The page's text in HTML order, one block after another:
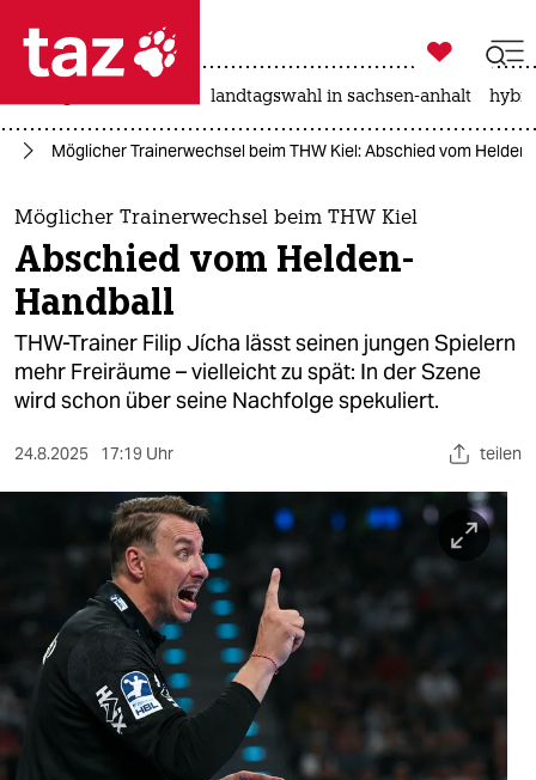
 taz zahl ich
taz zahl ich
themen
politik
öko
gesellschaft
sport
wahrheit
verlag

taz zahl ich
landtagswahl in sachsen-anhalt
Möglicher Trainerwechsel beim THW Kiel: Abschied vom
Möglicher Trainerwechsel beim THW Kiel
Abschied vom Helden-
Handball
THW-Trainer Filip Jícha lässt seinen jungen Spielern
mehr Freiräume – vielleicht zu spät: In der Szene
wird schon über seine Nachfolge spekuliert.
24.8.2025 17:19 Uhr teilen